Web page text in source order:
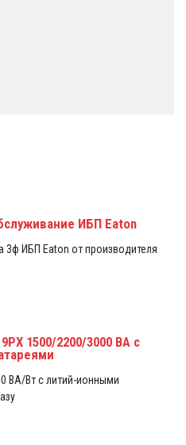
ИБП Eaton
3ф ИБП Eaton от производителя
1500/2200/3000 ВА с
ВА/Вт с литий-ионными